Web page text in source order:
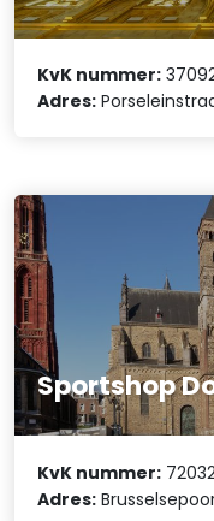
KvK nummer:
Adres:
Sportshop
KvK nummer:
Adres: